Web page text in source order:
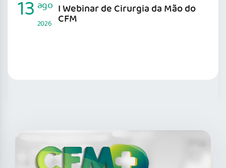
I Webinar de Cirurgia da Mão do
CFM
13 ago
2026
SAIBA MAIS